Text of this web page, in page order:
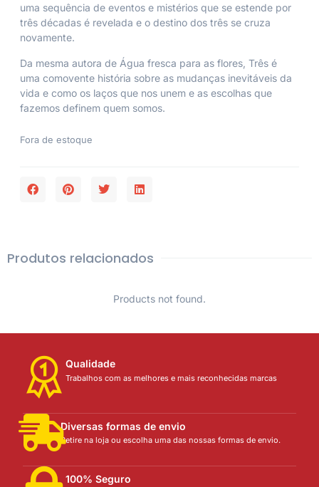
uma sequência de eventos e mistérios que se estende por
três décadas é revelada e o destino dos três se cruza
novamente.
Da mesma autora de Água fresca para as flores Três é
uma comovente história sobre as mudanças inevitáveis da
vida e como os laços que nos unem e as escolhas que
fazemos definem quem somos.
Fora de estoque
Produtos relacionados
Products not found.
Qualidade
Trabalhos com as melhores e mais reconhecidas marcas
Diversas formas de envio
Retire na loja ou escolha uma das nossas formas de envio.
100% Seguro